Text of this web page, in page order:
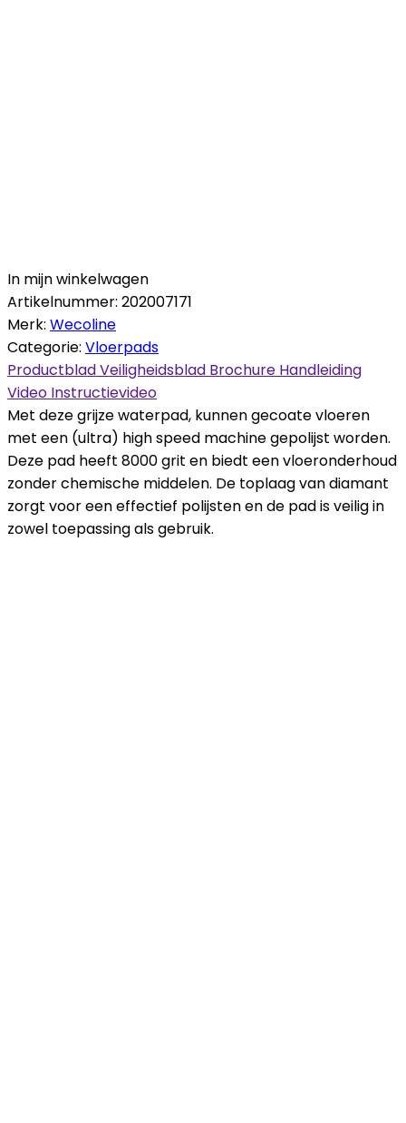
In mijn winkelwagen
Artikelnummer: 202007171
Merk: Wecoline
Categorie: Vloerpads
ProductbladVeiligheidsblad Brochure Handleiding
Video Instructievideo
Met deze grijze waterpad, kunnen gecoate vloeren
met een (ultra) high speed machine gepolijst worden.
Deze pad heeft 8000 grit en biedt een vloeronderhoud
zonder chemische middelen. De toplaag van diamant
zorgt voor een effectief polijsten en de pad is veilig in
zowel toepassing als gebruik.